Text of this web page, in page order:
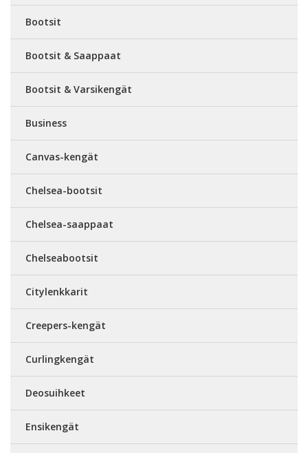
Bootsit
Bootsit & Saappaat
Bootsit & Varsikengät
Business
Canvas-kengät
Chelsea-bootsit
Chelsea-saappaat
Chelseabootsit
Citylenkkarit
Creepers-kengät
Curlingkengät
Deosuihkeet
Ensikengät